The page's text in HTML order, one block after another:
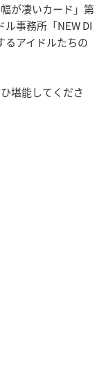
が凄いカード」第
事務所「NEW DI
るアイドルたちの
堪能してくださ